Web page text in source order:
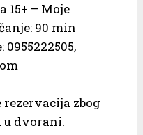
15+ – Moje
90 min
rezervacija zbog
dvorani.